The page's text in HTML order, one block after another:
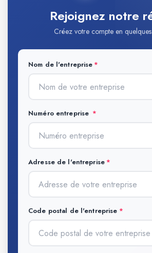
Rejoignez notre
Créez votre compte en
Nom de l'entreprise
Numéro entreprise
Adresse de l'entreprise
Code postal de l'entreprise